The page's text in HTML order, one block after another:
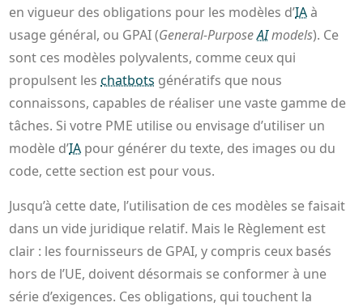
en vigueur des obligations pour les modèles d’IAà
usage général, ou GPAI (General-PurposeAImodels). Ce
sont ces modèles polyvalents, comme ceux qui
propulsent leschatbots génératifs que nous
connaissons, capables de réaliser une vaste gamme de
tâches. Si votre PME utilise ou envisage d’utiliser un
modèle d’IA pour générer du texte, des images ou du
code, cette section est pour vous.
Jusqu’à cette date, l’utilisation de ces modèles se faisait
dans un vide juridique relatif. Mais le Règlement est
clair : les fournisseurs de GPAI, y compris ceux basés
hors de l’UE, doivent désormais se conformer à une
série d’exigences. Ces obligations, qui touchent la